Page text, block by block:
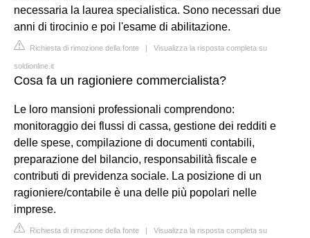
necessaria la laurea specialistica. Sono necessari due
anni di tirocinio e poi l'esame di abilitazione.
Richiesta di rimozione della fonte | Visualizza la risposta completa su
soldionline.it
Cosa fa un ragioniere commercialista?
Le loro mansioni professionali comprendono:
monitoraggio dei flussi di cassa, gestione dei redditi e
delle spese, compilazione di documenti contabili,
preparazione del bilancio, responsabilità fiscale e
contributi di previdenza sociale. La posizione di un
ragioniere/contabile è una delle più popolari nelle
imprese.
Richiesta di rimozione della fonte | Visualizza la risposta completa su